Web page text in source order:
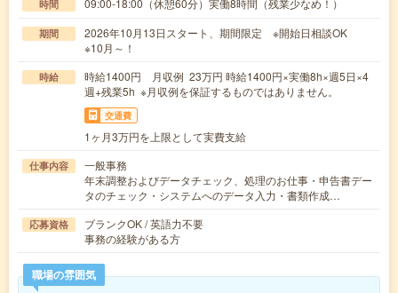
時間 09:00-18:00（休憩60分）実働8時間（残業少なめ！）
期間
2026年10月13日スタート、期間限定 ※開始日相談OK
※10月～！
時給
時給1400円 月収例 23万円 時給1400円×実働8h×週5日×4
週+残業5h ※月収例を保証するものではありません。
交通費
1ヶ月3万円を上限として実費支給
仕事内容
一般事務
年末調整およびデータチェック、処理のお仕事・申告書デー
タのチェック・システムへのデータ入力・書類作成…
応募資格
ブランクOK / 英語力不要
事務の経験がある方
職場の雰囲気